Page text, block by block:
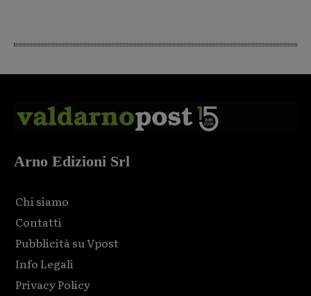
Arno Edizioni Srl
Chi siamo
Contatti
Pubblicità su Vpost
Info Legali
Privacy Policy